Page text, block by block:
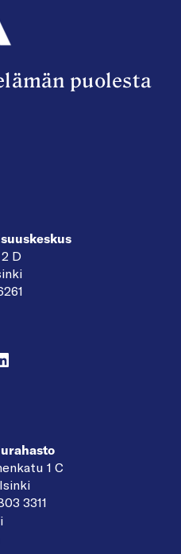
puolesta
D
1 C
3311